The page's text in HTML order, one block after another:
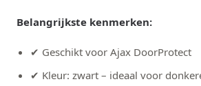
Belangrijkste kenmerken:
✔ Geschikt voor Ajax DoorProtect
✔ Kleur: zwart – ideaal voor